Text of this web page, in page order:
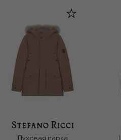
Пуховая парка